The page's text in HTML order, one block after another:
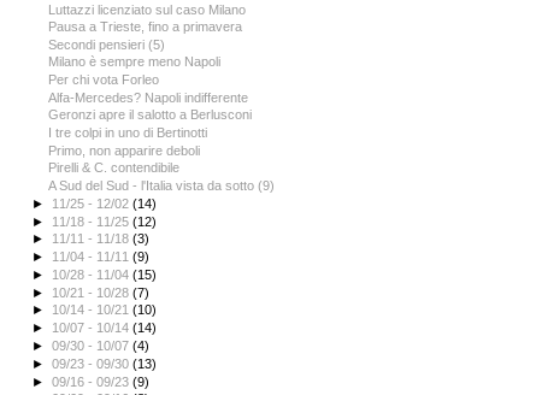
Luttazzi licenziato sul caso Milano
Pausa a Trieste, fino a primavera
Secondi pensieri (5)
Milano è sempre meno Napoli
Per chi vota Forleo
Alfa-Mercedes? Napoli indifferente
Geronzi apre il salotto a Berlusconi
I tre colpi in uno di Bertinotti
Primo, non apparire deboli
Pirelli & C. contendibile
A Sud del Sud - l'Italia vista da sotto (9)
► 11/25 - 12/02(14)
► 11/18 - 11/25(12)
► 11/11 - 11/18(3)
► 11/04 - 11/11(9)
► 10/28 - 11/04(15)
► 10/21 - 10/28(7)
► 10/14 - 10/21(10)
► 10/07 - 10/14(14)
►09/30 - 10/07(4)
►09/23 - 09/30(13)
►09/16 - 09/23(9)